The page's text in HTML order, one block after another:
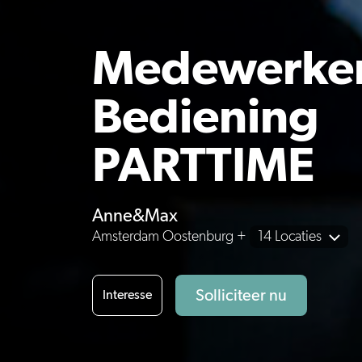
Bediening
PARTTIME
Anne&Max
Amsterdam Oostenburg + 14 Locaties
Interesse Solliciteer nu